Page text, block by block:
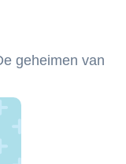
geheimen van